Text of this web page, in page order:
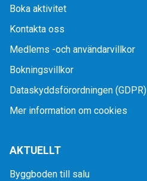
Boka aktivitet
Kontakta oss
Medlems -och användarvillkor
Bokningsvillkor
Dataskyddsförordningen (GDPR)
Mer information om cookies
AKTUELLT
Byggboden till salu